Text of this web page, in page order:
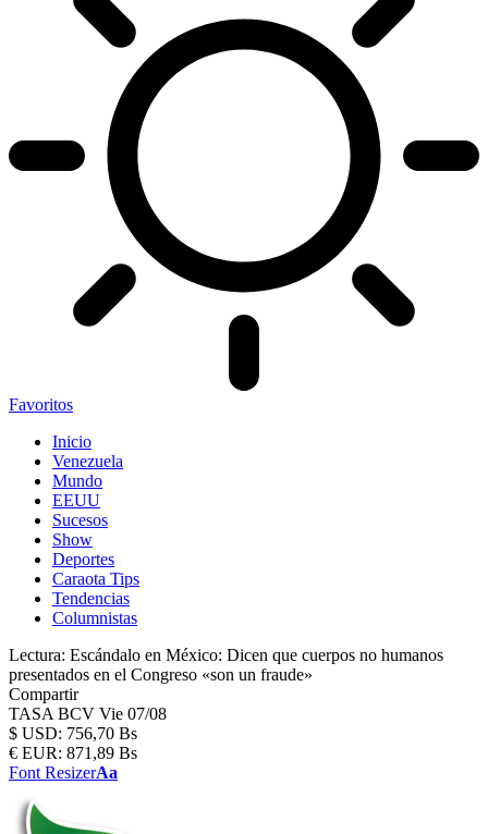
Favoritos
Inicio
Venezuela
Mundo
EEUU
Sucesos
Show
Deportes
Caraota Tips
Tendencias
Columnistas
Lectura: Escándalo en México: Dicen que cuerpos no humanos
presentados en el Congreso «son un fraude»
Compartir
TASA BCV Vie 07/08
$ USD: 756,70 Bs
€ EUR: 871,89 Bs
Font ResizerAa